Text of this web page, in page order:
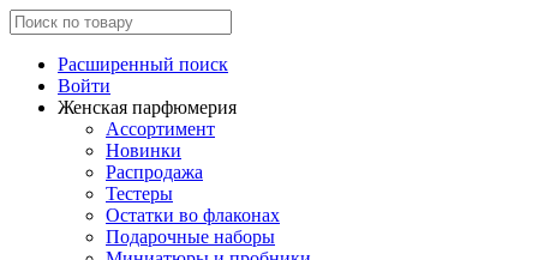
Расширенный поиск
Войти
Женская парфюмерия
Ассортимент
Новинки
Распродажа
Тестеры
Остатки во флаконах
Подарочные наборы